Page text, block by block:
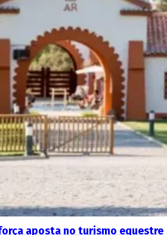
aposta no turismo equestre